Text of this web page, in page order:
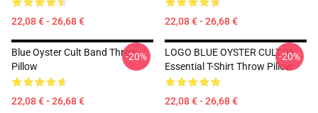
22,08 € - 26,68 € 22,08 € - 26,68 €
Blue Oyster Cult Band Throw
Pillow
22,08 € - 26,68 €
-20%
LOGO BLUE OYSTER CULT 01
Essential T-Shirt Throw Pillow
22,08 € - 26,68 €
-20%